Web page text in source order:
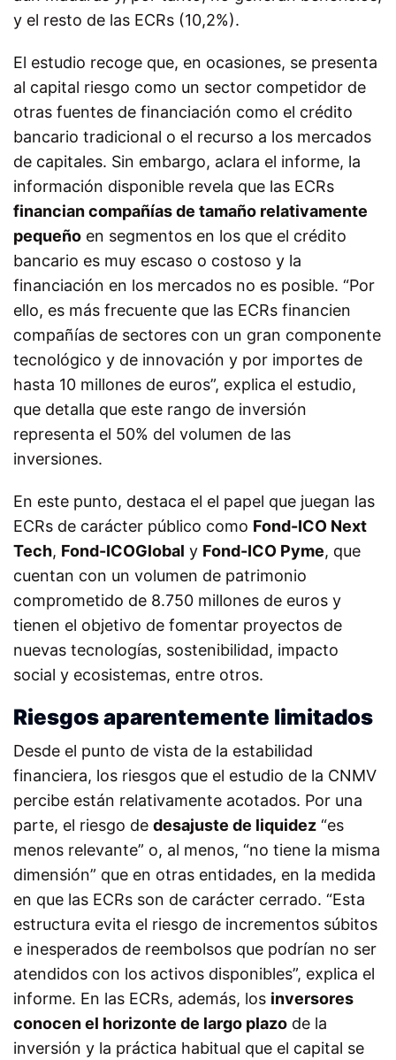
y el resto de las ECRs (10,2%).
El estudio recoge que, en ocasiones, se presenta
al capital riesgo como un sector competidor de
otras fuentes de financiación como el crédito
bancario tradicional o el recurso a los mercados
de capitales. Sin embargo, aclara el informe, la
información disponible revela que las ECRs
financian compañías de tamaño relativamente
pequeño en segmentos en los que el crédito
bancario es muy escaso o costoso y la
financiación en los mercados no es posible. “Por
ello, es más frecuente que las ECRs financien
compañías de sectores con un gran componente
tecnológico y de innovación y por importes de
hasta 10 millones de euros”, explica el estudio,
que detalla que este rango de inversión
representa el 50% del volumen de las
inversiones.
En este punto, destaca el el papel que juegan las
ECRs de carácter público como Fond-ICO Next
Tech, Fond-ICOGlobal y Fond-ICO Pyme, que
cuentan con un volumen de patrimonio
comprometido de 8.750 millones de euros y
tienen el objetivo de fomentar proyectos de
nuevas tecnologías, sostenibilidad, impacto
social y ecosistemas, entre otros.
Riesgos aparentemente limitados
Desde el punto de vista de la estabilidad
financiera, los riesgos que el estudio de la CNMV
percibe están relativamente acotados. Por una
parte, el riesgo de desajuste de liquidez “es
menos relevante” o, al menos, “no tiene la misma
dimensión” que en otras entidades, en la medida
en que las ECRs son de carácter cerrado. “Esta
estructura evita el riesgo de incrementos súbitos
e inesperados de reembolsos que podrían no ser
atendidos con los activos disponibles”, explica el
informe. En las ECRs, además, los inversores
conocen el horizonte de largo plazo de la
inversión y la práctica habitual que el capital se